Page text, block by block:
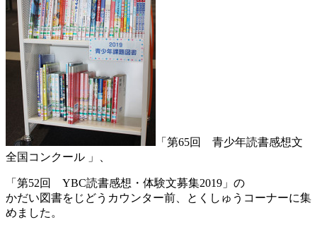
「第65回 青少年読書感想文
全国コンクール 」、
「第52回 YBC読書感想・体験文募集2019」の
かだい図書をじどうカウンター前、とくしゅうコーナーに集
めました。